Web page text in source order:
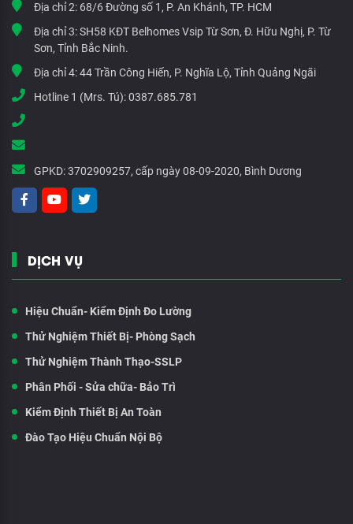
Địa chỉ 2: 68/6 Đường số 1, P. An Khánh, TP. HCM
Địa chỉ 3:SH58 KĐT Belhomes Vsip Từ Sơn, Đ. Hữu Nghị, P. Từ
Sơn, Tỉnh Bắc Ninh.
Địa chỉ 4:44 Trần Công Hiến, P. Nghĩa Lộ, Tỉnh Quảng Ngãi
Hotline 1 (Mrs. Tú):0387.685.781
GPKD:3702909257, cấp ngày 08-09-2020, Bình Dương
DỊCH VỤ
Hiệu Chuẩn- Kiểm Định Đo Lường
Thử Nghiệm Thiết Bị- Phòng Sạch
Thử Nghiệm Thành Thạo-SSLP
Phân Phối - Sửa chữa- Bảo Trì
Kiểm Định Thiết Bị An Toàn
Đào Tạo Hiệu Chuẩn Nội Bộ